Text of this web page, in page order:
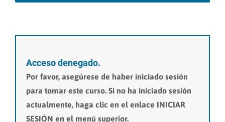
Acceso denegado.
Por favor, asegúrese de haber iniciado sesión
para tomar este curso. Si no ha iniciado sesión
actualmente, haga clic en el enlace INICIAR
SESIÓN en el menú superior.